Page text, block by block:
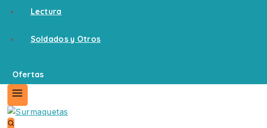
Lectura
Soldados y Otros
Ofertas